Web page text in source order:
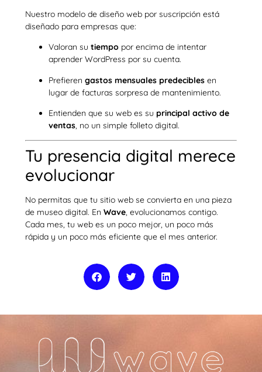
Nuestro modelo de diseño web por suscripción está
diseñado para empresas que:
Valoran su tiempopor encima de intentar
aprender WordPress por su cuenta.
Prefieren gastos mensuales predeciblesen
lugar de facturas sorpresa de mantenimiento.
Entienden que su web es su principal activo de
ventas, no un simple folleto digital.
Tu presencia digital merece
evolucionar
No permitas que tu sitio web se convierta en una pieza
de museo digital. En Wave, evolucionamos contigo.
Cada mes, tu web es un poco mejor, un poco más
rápida y un poco más eficiente que el mes anterior.